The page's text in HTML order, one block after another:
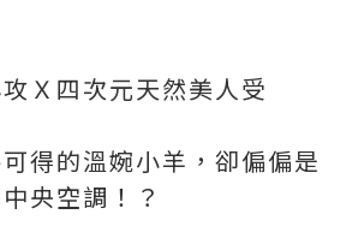
Ｘ四次元天然美人受
得的溫婉小羊，卻偏偏是
央空調！？